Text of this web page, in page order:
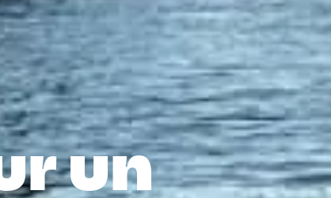
un